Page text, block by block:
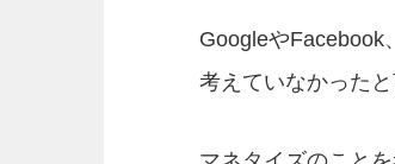
GoogleやFacebook
考えていなかったと